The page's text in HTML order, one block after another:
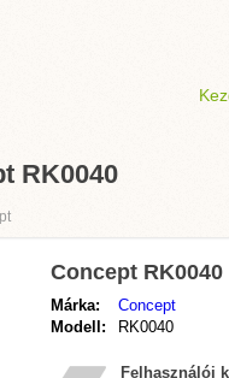
RK0040
Concept RK0040
Márka:
Concept
Modell:
RK0040
Felhasználói